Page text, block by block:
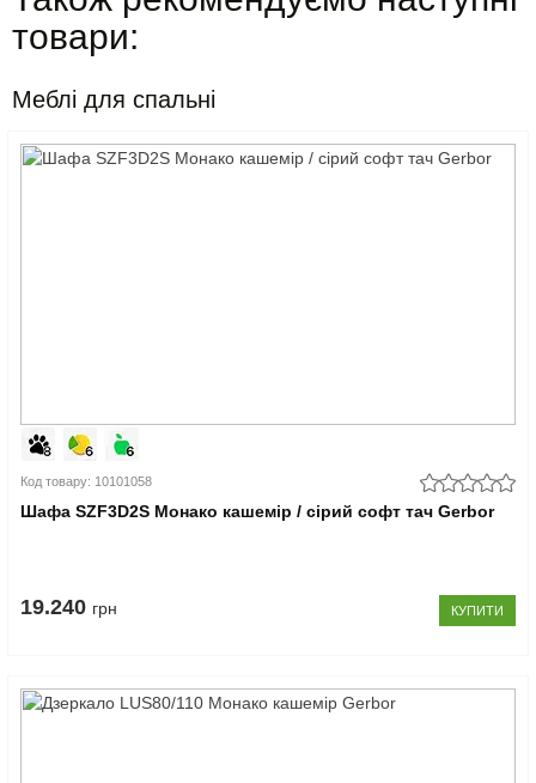
товари:
Меблі для спальні
Код товару: 10101058
Шафа SZF3D2S Монако кашемір / сірий софт тач Gerbor
19.240 грн КУПИТИ